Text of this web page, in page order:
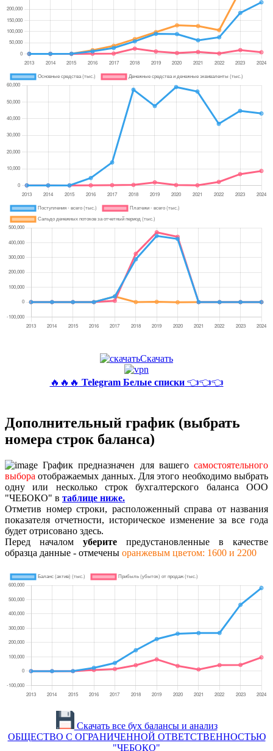
Скачать
🔥🔥🔥 Telegram Белые списки👈👈👈
Дополнительный график (выбрать
номера строк баланса)
График предназначен для вашего самостоятельного
выбора отображаемых данных. Для этого необходимо выбрать
одну или несколько строк бухгалтерского баланса ООО
"ЧЕБОКО" в таблице ниже.
Отметив номер строки, расположенный справа от названия
показателя отчетности, историческое изменение за все года
будет отрисовано здесь.
Перед началом уберите предустановленные в качестве
образца данные - отмечены оранжевым цветом: 1600 и 2200
Скачать все бух балансы и анализ
ОБЩЕСТВО С ОГРАНИЧЕННОЙ ОТВЕТСТВЕННОСТЬЮ
"ЧЕБОКО"